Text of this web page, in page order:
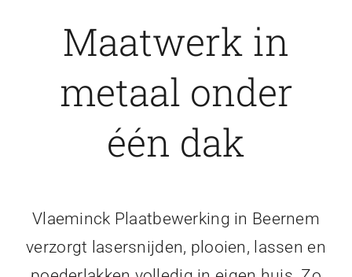
Maatwerk in
metaal onder
één dak
Vlaeminck Plaatbewerking in Beernem
verzorgt lasersnijden, plooien, lassen en